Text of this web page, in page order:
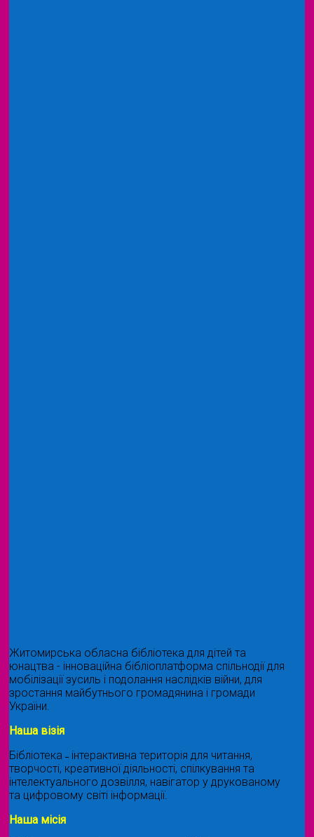
Житомирська обласна бібліотека для дітей та
юнацтва - інноваційна бібліоплатформа спільнодії для
мобілізації зусиль і подолання наслідків війни, для
зростання майбутнього громадянина і громади
України.
Наша візія
Бібліотека ˗ інтерактивна територія для читання,
творчості, креативної діяльності, спілкування та
інтелектуального дозвілля, навігатор у друкованому
та цифровому світі інформації.
Наша місія